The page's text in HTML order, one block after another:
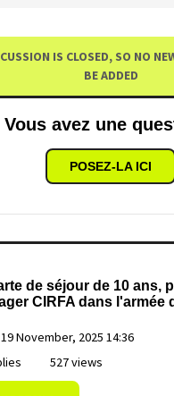
IS CLOSED, SO NO
BE ADDED
Vous avez une
POSEZ-LA ICI
de séjour de 10 ans,
CIRFA dans l'armée
19 November, 2025 14:36
527 views